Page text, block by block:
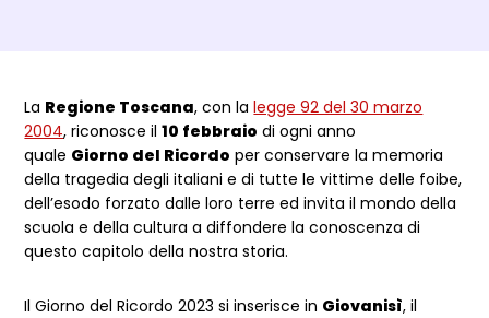
Dettagli evento
La Regione Toscana, con lalegge 92 del 30 marzo
2004, riconosce il10 febbraio di ogni anno
quale Giorno del Ricordo per conservare la memoria
della tragedia degli italiani e di tutte le vittime delle foibe,
dell’esodo forzato dalle loro terre ed invita il mondo della
scuola e della cultura a diffondere la conoscenza di
questo capitolo della nostra storia.
Il Giorno del Ricordo 2023 si inserisce in Giovanisì, il